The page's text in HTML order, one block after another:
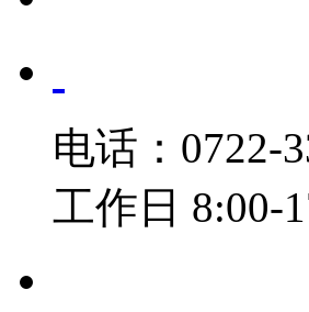
电话：0722-
工作日 8:00-